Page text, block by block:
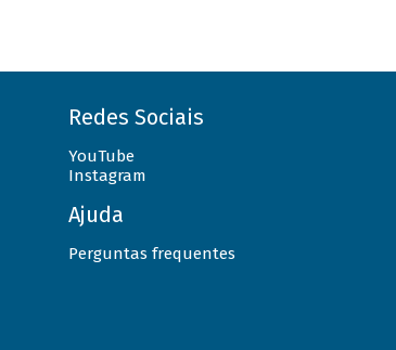
Redes Sociais
YouTube
Instagram
Ajuda
Perguntas frequentes